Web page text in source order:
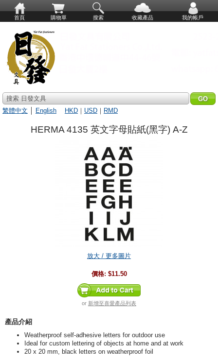
首頁 購物單 搜索 收藏產品 我的帳戶
搜索 日發文具
繁體中文
English HKD ｜ USD ｜ RMD
HERMA 4135 英文字母貼紙(黑字) A-Z
放大 / 更多圖片
價格: $11.50
or 新增至喜愛產品列表
產品介紹
Weatherproof self-adhesive letters for outdoor use
Ideal for custom lettering of objects at home and at work
20 x 20 mm, black letters on weatherproof foil